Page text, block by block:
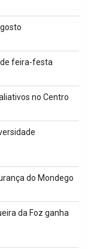
feira-festa
no Centro
do Mondego
da Foz ganha